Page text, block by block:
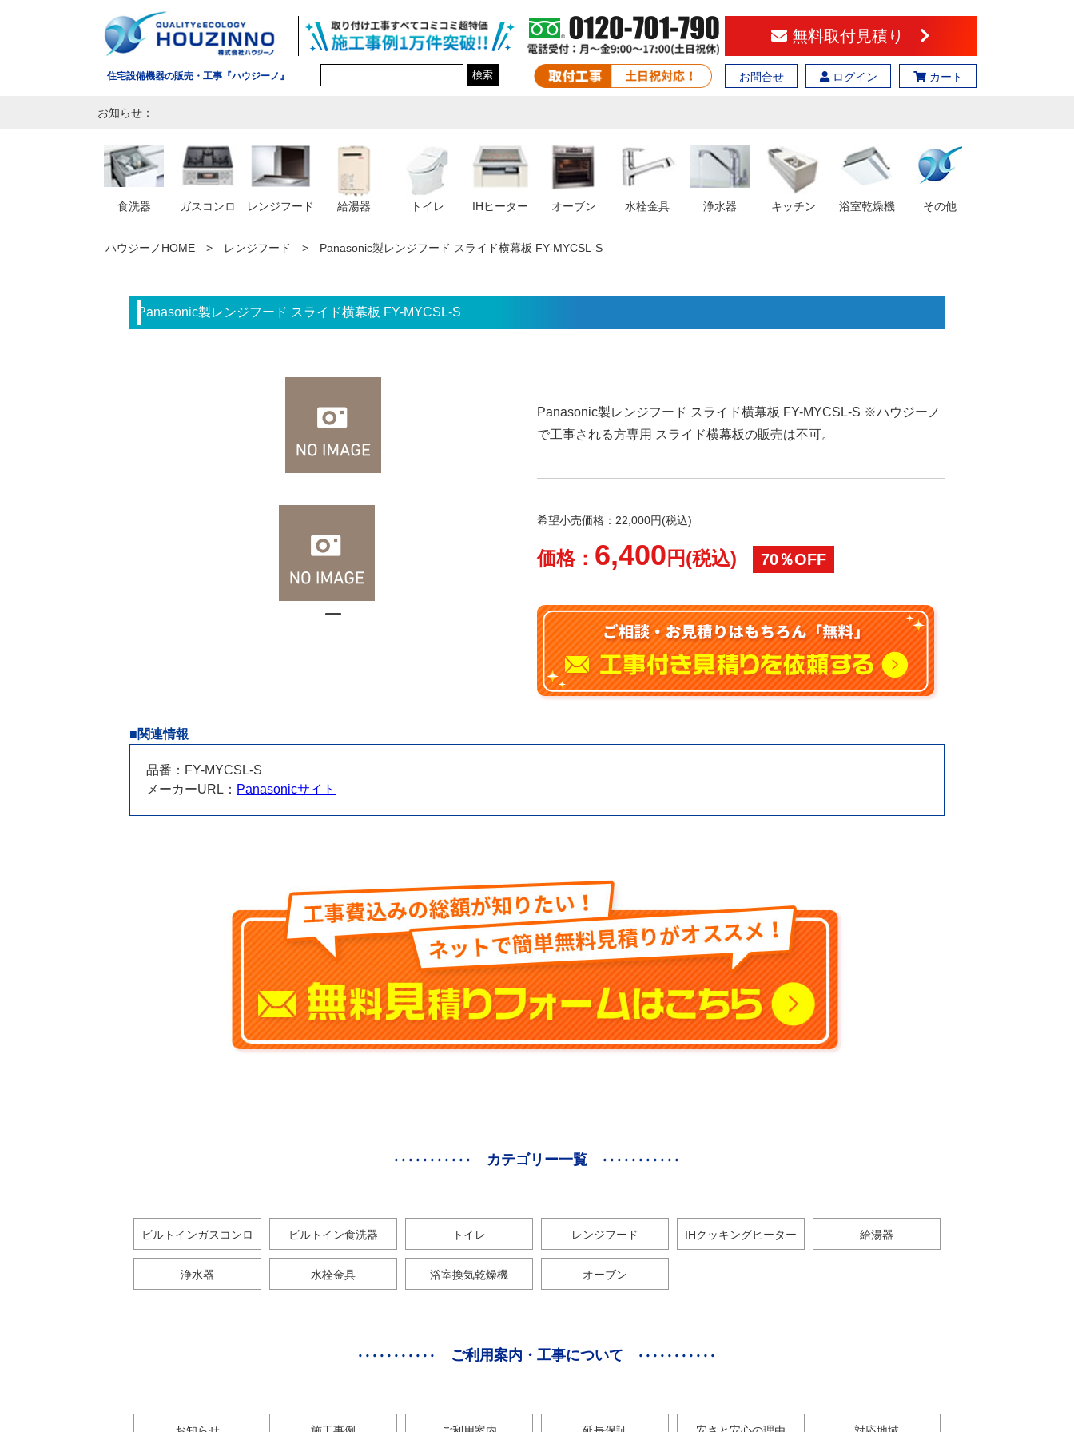
住宅設備機器の販売・工事『ハウジーノ』 検索
無料取付見積り
お問合せ ログイン カート
お知らせ：
食洗器 ガスコンロ レンジフード 給湯器 トイレ IHヒーター オーブン 水栓金具 浄水器 キッチン 浴室乾燥機 その他
ハウジーノHOME レンジフード Panasonic製レンジフード スライド横幕板 FY-MYCSL-S
Panasonic製レンジフード スライド横幕板 FY-MYCSL-S
Panasonic製レンジフード スライド横幕板 FY-MYCSL-S ※ハウジーノ
で工事される方専用 スライド横幕板の販売は不可。
希望小売価格：22,000円(税込)
価格： 6,400 円(税込) 70％OFF
■関連情報
品番：FY-MYCSL-S
メーカーURL： Panasonicサイト
カテゴリー一覧
ビルトインガスコンロ ビルトイン食洗器 トイレ レンジフード IHクッキングヒーター 給湯器
浄水器 水栓金具 浴室換気乾燥機 オーブン
ご利用案内・工事について